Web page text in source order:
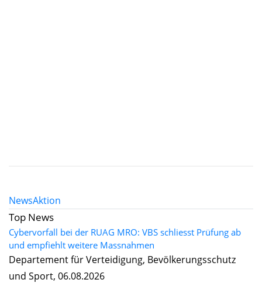
NewsAktion
Top News
Cybervorfall bei der RUAG MRO: VBS schliesst Prüfung ab
und empfiehlt weitere Massnahmen
Departement für Verteidigung, Bevölkerungsschutz
und Sport, 06.08.2026